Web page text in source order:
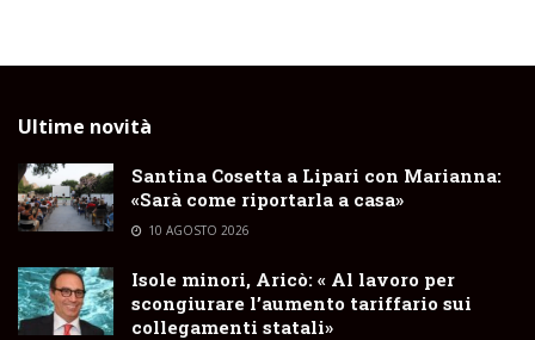
Ultime novità
Santina Cosetta a Lipari con Marianna:
«Sarà come riportarla a casa»
10 AGOSTO 2026
Isole minori, Aricò: « Al lavoro per
scongiurare l’aumento tariffario sui
collegamenti statali»